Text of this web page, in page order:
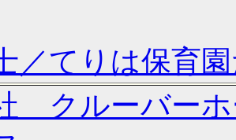
／てりは保育
クルーバーホ